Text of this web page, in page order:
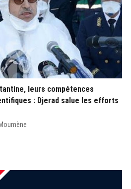
leurs compétences
: Djerad salue les efforts